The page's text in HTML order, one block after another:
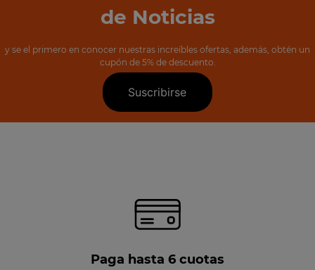
de Noticias
y se el primero en conocer nuestras increíbles ofertas, además, obtén un
cupón de 5% de descuento.
Suscribirse
Paga hasta 6 cuotas